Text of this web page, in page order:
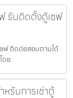
รับติดตั้งตู้เซฟ
ฟ ติดต่อสอบถามได้
ดย
รับการเช่าตู้